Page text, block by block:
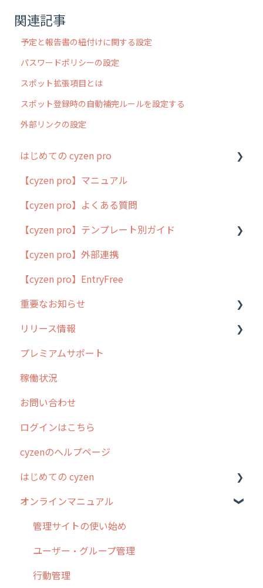
関連記事
予定と報告書の紐付けに関する設定
パスワードポリシーの設定
スポット拡張項目とは
スポット登録時の自動補完ルールを設定する
外部リンクの設定
はじめての cyzen pro
cyzen pro とは？
簡易マニュアル
cyzen proの位置情報取得について
用語集
よくある質問
【cyzen pro】マニュアル
【cyzen pro】よくある質問
【cyzen pro】テンプレート別ガイド
ポスティング
ラウンダー
メンテナンス
外廻り営業
清掃
不動産
【cyzen pro】外部連携
【cyzen pro】EntryFree
重要なお知らせ
過去の重要なお知らせ
障害情報
リリース情報
リリース
2026年のリリース情報
2025年のリリース情報
2024年のリリース情報
2023年のリリース情報
過去のリリース
2019年までのリリース情報
お客様の声を実現しました
プレミアムサポート
稼働状況
お問い合わせ
ログインはこちら
cyzenのヘルプページ
はじめての cyzen
0. はじめてのcyzenの使い方
1. cyzenについて知ろう
2. 主要機能の概要
3. cyzenの位置情報取得について
オンラインマニュアル
管理サイトの使い始め
ユーザー・グループ管理
行動管理